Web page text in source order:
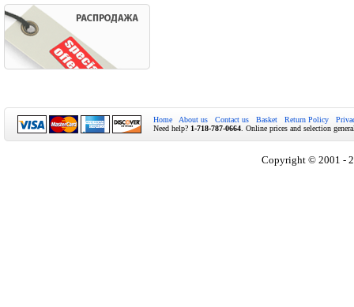
Home About us Contact us Basket Return Policy
Need help? 1-718-787-0664 . Online prices and selection
Copyright © 2001 -